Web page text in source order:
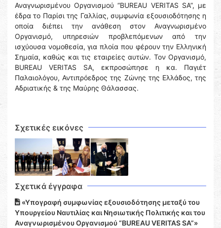
Αναγνωρισμένου Οργανισμού “BUREAU VERITAS SA”, με
έδρα το Παρίσι της Γαλλίας, συμφωνία εξουσιοδότησης η
οποία διέπει την ανάθεση στον Αναγνωρισμένο
Οργανισμό, υπηρεσιών προβλεπόμενων από την
ισχύουσα νομοθεσία, για πλοία που φέρουν την Ελληνική
Σημαία, καθώς και τις εταιρείες αυτών. Τον Οργανισμό,
BUREAU VERITAS SA, εκπροσώπησε η κα. Παγιέτ
Παλαιολόγου, Αντιπρόεδρος της Ζώνης της Ελλάδος, της
Αδριατικής & της Μαύρης Θάλασσας.
Σχετικές εικόνες
Σχετικά έγγραφα
«Υπογραφή συμφωνίας εξουσιοδότησης μεταξύ του
Υπουργείου Ναυτιλίας και Νησιωτικής Πολιτικής και του
Αναγνωρισμένου Οργανισμού “BUREAU VERITAS SA”»